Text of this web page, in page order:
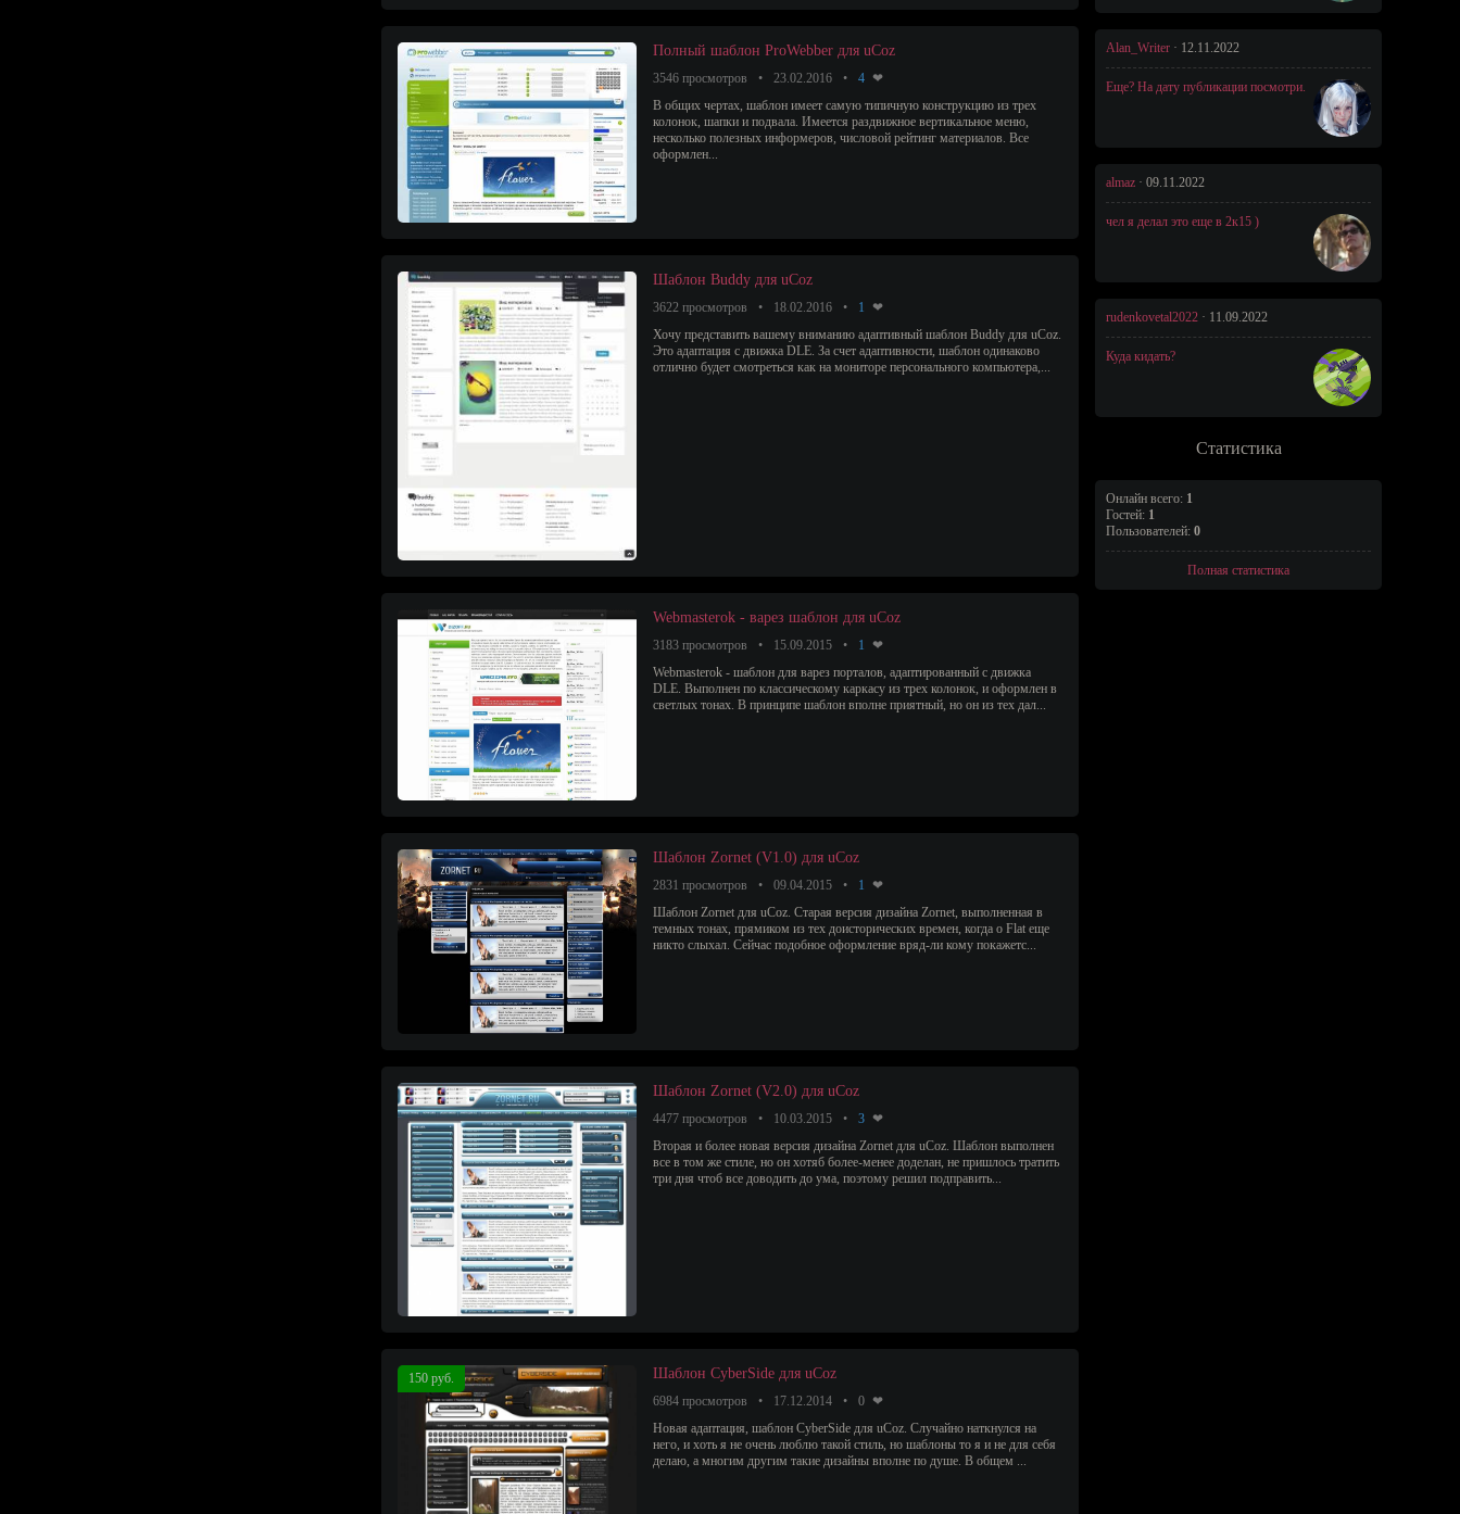
Полный шаблон ProWebber для uCoz
3546 просмотров 23.02.2016
4
В общих чертах, шаблон имеет самую типичную конструкцию из трех
колонок, шапки и подвала. Имеется раздвижное вертикальное меню,
несколько полезных информеров, числовой рейтинг материалов. Все
оформлен...
Шаблон Buddy для uCoz
3622 просмотров 18.02.2016
1
Хочу представить вашему вниманию адаптивный шаблон Buddy для uCoz.
Это адаптация с движка DLE. За счет адаптивности, шаблон одинаково
отлично будет смотреться как на мониторе персонального компьютера,...
Webmasterok - варез шаблон для uCoz
3183 просмотров 15.09.2015
1
Webmasterok - шаблон для варез порталов, адаптированный с движка
DLE. Выполнен по классическому каркасу из трех колонок, и оформлен в
светлых тонах. В принципе шаблон вполне приятный, но он из тех дал...
Шаблон Zornet (V1.0) для uCoz
2831 просмотров 09.04.2015
1
Шаблон Zornet для uCoz. Старая версия дизайна Zornet, выполненная в
темных тонах, прямиком из тех доисторических времен, когда о Flat еще
никто слыхал. Сейчас подобное оформление вряд-ли кому покажетс...
Шаблон Zornet (V2.0) для uCoz
4477 просмотров 10.03.2015
3
Вторая и более новая версия дизайна Zornet для uCoz. Шаблон выполнен
все в том же стиле, но он хотяб более-менее доделан, не пришлось тратить
три дня чтоб все доводить до ума, поэтому решил подправить...
150 руб. Шаблон CyberSide для uCoz
6984 просмотров 17.12.2014
0
Новая адаптация, шаблон CyberSide для uCoz. Случайно наткнулся на
него, и хоть я не очень люблю такой стиль, но шаблоны то я и не для себя
делаю, а многим другим такие дизайны вполне по душе. В общем ...
Alan_Writer · 12.11.2022
Еще? На дату публикации посмотри.
almaz · 09.11.2022
чел я делал это еще в 2к15 )
rudenkovetal2022 · 11.09.2022
Куда кидать?
Статистика
Онлайн всего: 1
Гостей: 1
Пользователей: 0
Полная статистика